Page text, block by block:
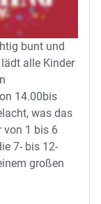
bunt und
lädt alle Kinder
14.00bis
was das
von 1 bis 6
7- bis 12-
großen